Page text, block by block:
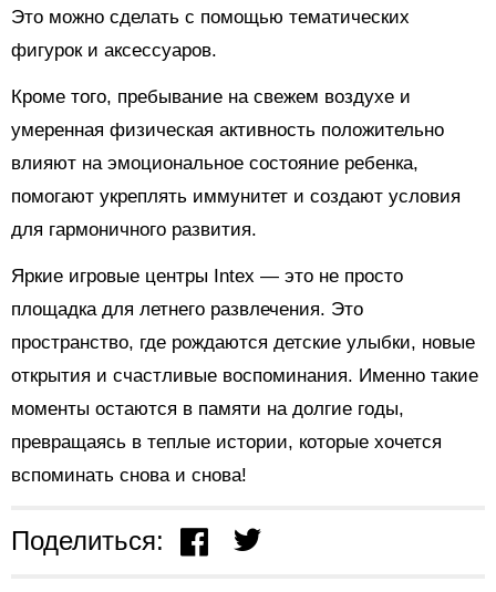
Это можно сделать с помощью тематических
фигурок и аксессуаров.
Кроме того, пребывание на свежем воздухе и
умеренная физическая активность положительно
влияют на эмоциональное состояние ребенка,
помогают укреплять иммунитет и создают условия
для гармоничного развития.
Яркие игровые центры Intex — это не просто
площадка для летнего развлечения. Это
пространство, где рождаются детские улыбки, новые
открытия и счастливые воспоминания. Именно такие
моменты остаются в памяти на долгие годы,
превращаясь в теплые истории, которые хочется
вспоминать снова и снова!
Поделиться: